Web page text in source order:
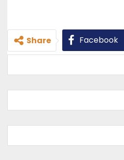
Share Facebook